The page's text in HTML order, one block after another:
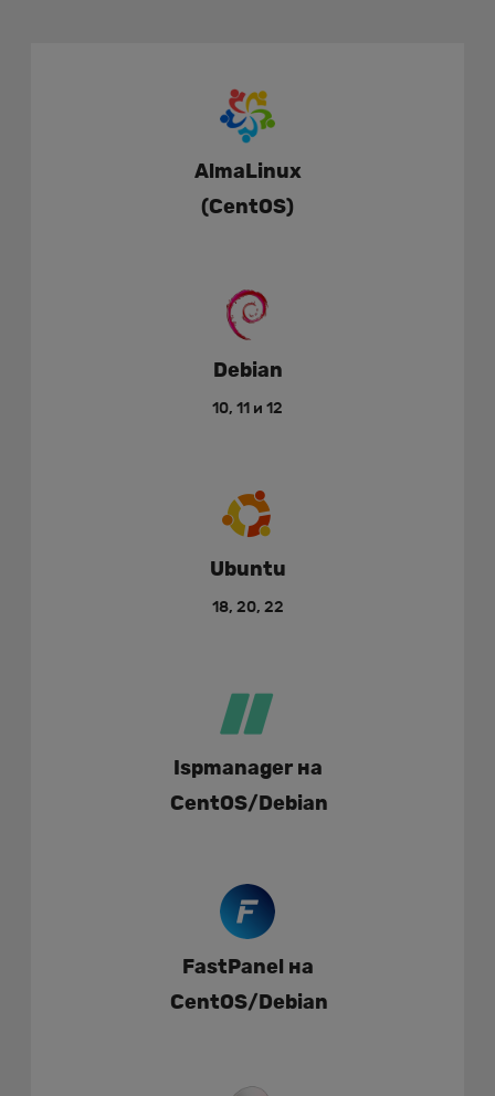
AlmaLinux
(CentOS)
Debian
10, 11 и 12
Ubuntu
18, 20, 22
Ispmanager на
CentOS/Debian
FastPanel на
CentOS/Debian